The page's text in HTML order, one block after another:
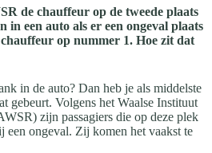
de chauffeur op de tweede plaats
in een auto als er een ongeval plaats
op nummer 1. Hoe zit dat
in de auto? Dan heb je als middelste
gebeurt. Volgens het Waalse Instituut
zijn passagiers die op deze plek
een ongeval. Zij komen het vaakst te